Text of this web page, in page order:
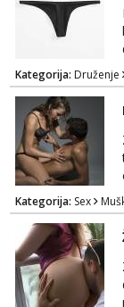
Kategorija: Druženje
Kategorija: Sex